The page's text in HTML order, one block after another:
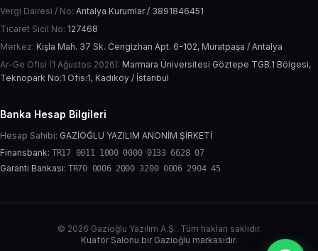
Vergi Dairesi / No: Antalya Kurumlar / 3891846451
Ticaret Sicil No: 127468
Merkez: Kışla Mah. 37 Sk. Cengizhan Apt. 6-102, Muratpaşa / Antalya
Ar-Ge Ofisi (1 Ağustos 2026): Marmara Üniversitesi Göztepe TGB.1 Bölgesi,
Teknopark No:1 Ofis:1, Kadıköy / İstanbul
Banka Hesap Bilgileri
Hesap Sahibi: GAZİOĞLU YAZILIM ANONİM ŞİRKETİ
Finansbank: TR17 0011 1000 0000 0133 6628 07
Garanti Bankası: TR70 0006 2000 3200 0006 2904 45
© 2026 Gazioğlu Yazılım A.Ş.. Tüm hakları saklıdır.
Kuaför Salonu bir Gazioğlu markasıdır.